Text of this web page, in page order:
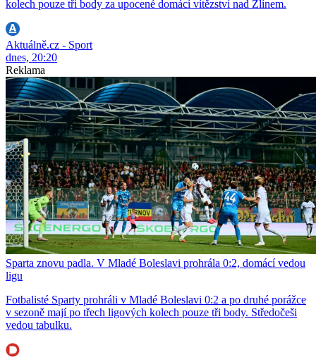
kolech pouze tři body za upocené domácí vítězství nad Zlínem.
Aktuálně.cz - Sport
dnes, 20:20
Reklama
Sparta znovu padla. V Mladé Boleslavi prohrála 0:2, domácí vedou
ligu
Fotbalisté Sparty prohráli v Mladé Boleslavi 0:2 a po druhé porážce
v sezoně mají po třech ligových kolech pouze tři body. Středočeši
vedou tabulku.